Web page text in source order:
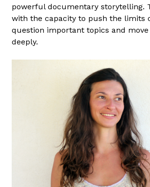
powerful documentary storytelling.
with the capacity to push the limits
question important topics and
deeply.